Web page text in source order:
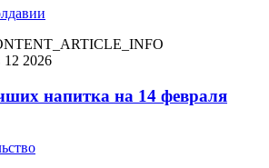
12 2026
напитка на 14 февраля